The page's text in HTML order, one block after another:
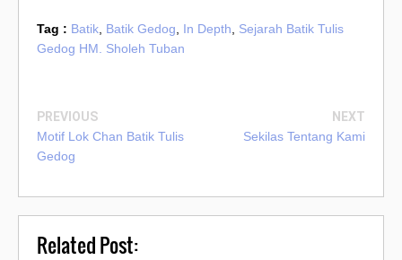
Tag : Batik Batik Gedog In Depth
Sejarah Batik Tulis
Gedog HM. Sholeh Tuban
PREVIOUS
Motif Lok Chan Batik Tulis
Gedog
NEXT
Sekilas Tentang Kami
Related Post: